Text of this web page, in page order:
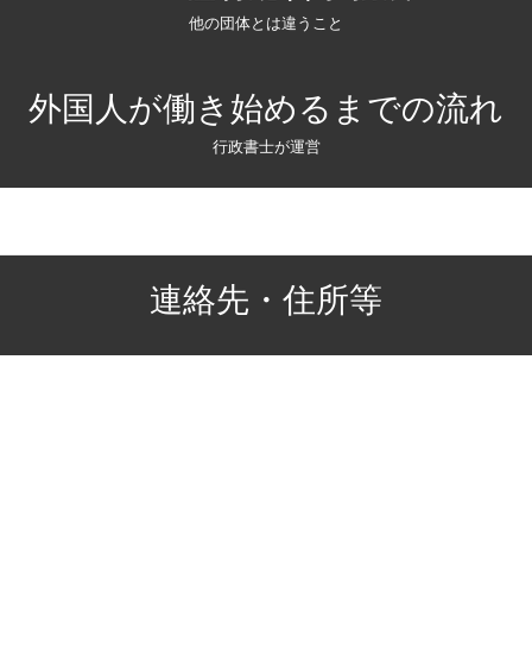
他の団体とは違うこと
外国人が働き始めるまでの流れ
行政書士が運営
連絡先・住所等